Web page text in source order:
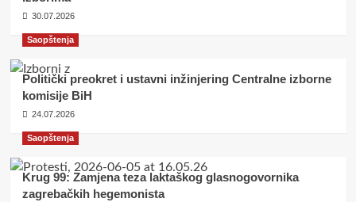
30.07.2026
Saopštenja
Politički preokret i ustavni inžinjering Centralne izborne
komisije BiH
24.07.2026
Saopštenja
Krug 99: Zamjena teza laktaškog glasnogovornika
zagrebačkih hegemonista